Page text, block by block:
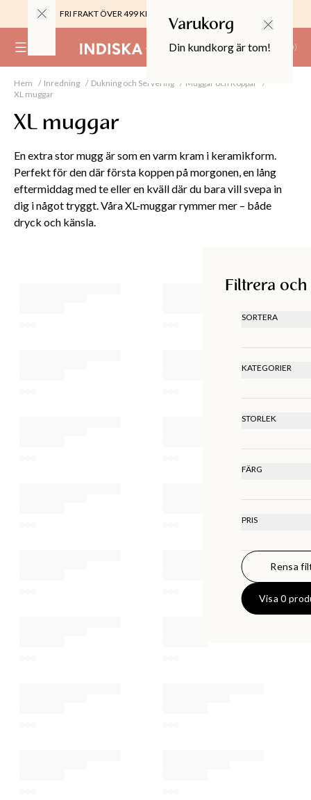
FRI FRAKT ÖVER 499 KR |
& MÖBLER
0)
Varukorg
Din kundkorg är tom!
Hem Inredning Dukning och Servering
Muggar och Koppar
XL muggar
XL muggar
En extra stor mugg är som en varm kram i keramikform.
Perfekt för den där första koppen på morgonen, en lång
eftermiddag med te eller en kväll där du bara vill svepa in
dig i något tryggt. Våra XL-muggar rymmer mer – både
dryck och känsla.
Filtrera och
SORTERA
HÖGSTA
KATEGORIER
Koppar &
STORLEK
Onesize
FÄRG
PRIS
0KR
Rensa
Visa 0